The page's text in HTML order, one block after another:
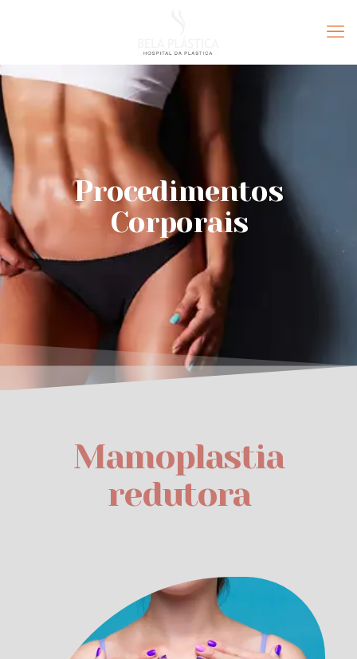
Procedimentos
Corporais
Mamoplastia
redutora